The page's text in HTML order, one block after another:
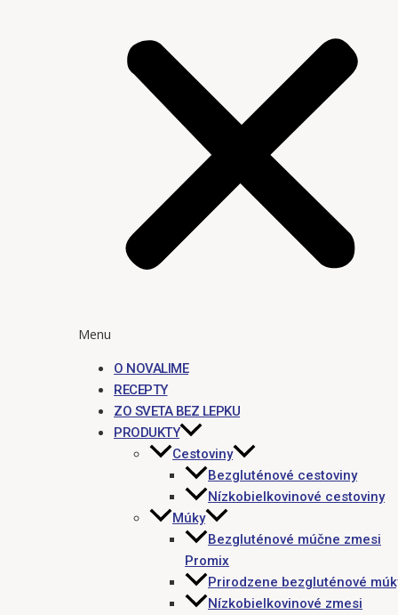
Menu
O NOVALIME
RECEPTY
ZO SVETA BEZ LEPKU
PRODUKTY
Cestoviny
Bezgluténové cestoviny
Nízkobielkovinové cestoviny
Múky
Bezgluténové múčne zmesi
Promix
Prirodzene bezgluténové
Nízkobielkovinové zmesi